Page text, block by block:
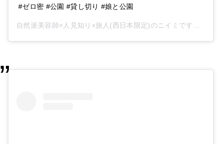
#ゼロ密 #公園 #貸し切り #娘と公園